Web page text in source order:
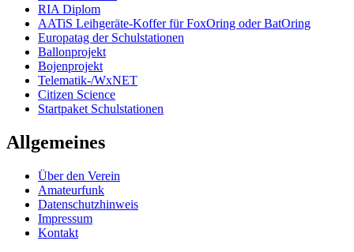
RIA Diplom
AATiS Leihgeräte-Koffer für FoxOring oder BatOring
Europatag der Schulstationen
Ballonprojekt
Bojenprojekt
Telematik-/WxNET
Citizen Science
Startpaket Schulstationen
Allgemeines
Über den Verein
Amateurfunk
Datenschutzhinweis
Impressum
Kontakt